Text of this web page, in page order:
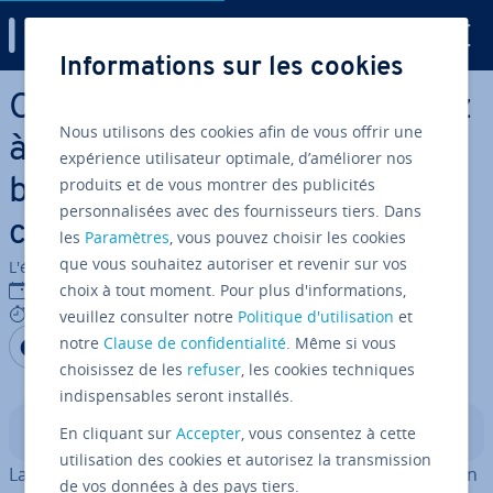
Aller au contenu principal
Commande whatis : apprenez
à recevoir des in­for­ma­tions
brèves à propos des
commandes
L'équipe édi­to­riale IONOS
27/10/2023
3 mins
Partager sur Facebook
Partager sur Twitter
Partager sur LinkedIn
Sommaire
La commande Linux
whatis fournit une brève ex­pli­ca­tion
Informations sur les cookies
Nous utilisons des cookies afin de vous offrir une
expérience utilisateur optimale, d’améliorer nos
produits et de vous montrer des publicités
personnalisées avec des fournisseurs tiers. Dans
les Paramètres, vous pouvez choisir les cookies
que vous souhaitez autoriser et revenir sur vos
choix à tout moment. Pour plus d'informations,
veuillez consulter notre Politique d'utilisation et
notreClause de confidentialité. Même si vous
choisissez de les refuser, les cookies techniques
indispensables seront installés.
En cliquant surAccepter, vous consentez à cette
utilisation des cookies et autorisez la transmission
de vos données à des pays tiers.